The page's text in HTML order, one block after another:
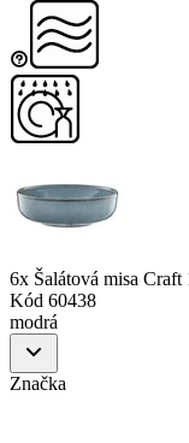
6x Šalátová misa
Kód 60438
modrá
Značka